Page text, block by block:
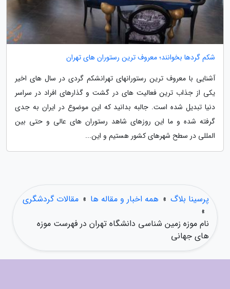
شکم گردها بخوانند؛ معروف ترین رستوران های تهران
آشنایی با معروف ترین رستورانهای تهرانشکم گردی در سال های اخیر
یکی از جذاب ترین فعالیت های در گشت و گذارهای افراد در سراسر
دنیا تبدیل شده است. جالبه بدانید که این موضوع در ایران به جدی
گرفته شده و ما این روزهای شاهد رستوران های عالی و حتی بین
المللی در سطح شهرهای کشور هستیم و این...
پرسینا بلاگ » همه اخبار و مقاله ها » مقالات گردشگری
»
نام موزه زمین شناسی دانشگاه تهران در فهرست موزه
های جهانی